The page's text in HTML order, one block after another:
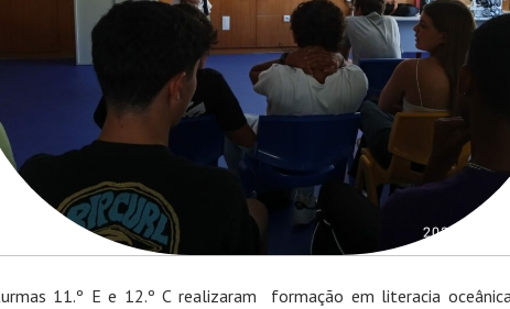
11.º E e 12.º C realizaram formação em literacia